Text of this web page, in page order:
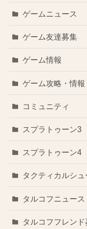
ゲームニュース
ゲーム友達募集
ゲーム情報
ゲーム攻略・情報
コミュニティ
スプラトゥーン3
スプラトゥーン4
タクティカルシュ
タルコフニュース
タルコフフレンド